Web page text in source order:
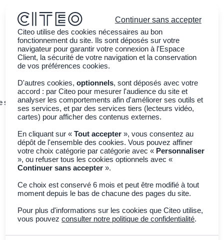
ses emballages Sensibiliser la jeunesse Actualités
Filtres 0
28Résultats
pour« »
Continuer sans accepter
Citeo utilise des cookies nécessaires au bon
fonctionnement du site. Ils sont déposés sur votre
navigateur pour garantir votre connexion à l'Espace
Client, la sécurité de votre navigation et la conservation
de vos préférences cookies.
D'autres cookies,optionnels, sont déposés avec votre
accord : par Citeo pour mesurer l'audience du site et
analyser les comportements afin d'améliorer ses outils et
ses services, et par des services tiers (lecteurs vidéo,
cartes) pour afficher des contenus externes.
En cliquant sur «Tout accepter », vous consentez au
dépôt de l'ensemble des cookies. Vous pouvez affiner
votre choix catégorie par catégorie avec « Personnaliser
», ou refuser tous les cookies optionnels avec «
Continuer sans accepter ».
Ce choix est conservé 6 mois et peut être modifié à tout
moment depuis le bas de chacune des pages du site.
Pour plus d'informations sur les cookies que Citeo utilise,
vous pouvezconsulter notre politique de confidentialité.